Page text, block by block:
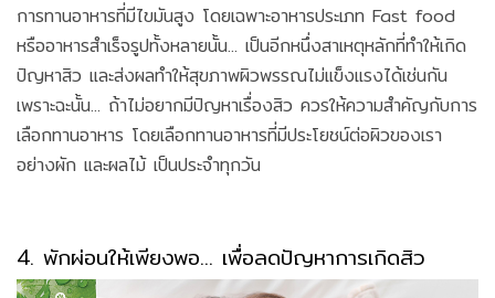
การทานอาหารที่มีไขมันสูง โดยเฉพาะอาหารประเภท Fast food
หรืออาหารสำเร็จรูปทั้งหลายนั้น... เป็นอีกหนึ่งสาเหตุหลักที่ทำให้เกิด
ปัญหาสิว และส่งผลทำให้สุขภาพผิวพรรณไม่แข็งแรงได้เช่นกัน
เพราะฉะนั้น... ถ้าไม่อยากมีปัญหาเรื่องสิว ควรให้ความสำคัญกับการ
เลือกทานอาหาร โดยเลือกทานอาหารที่มีประโยชน์ต่อผิวของเรา
อย่างผัก และผลไม้ เป็นประจำทุกวัน
4. พักผ่อนให้เพียงพอ... เพื่อลดปัญหาการเกิดสิว